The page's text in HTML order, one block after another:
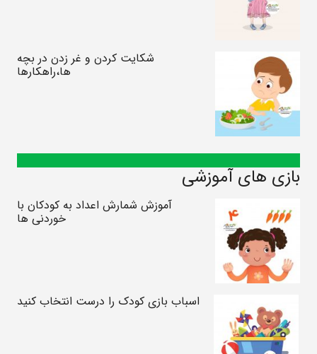
شکایت کردن و غر زدن در بچه
ها،راهکارها
بازی های آموزشی
آموزش شمارش اعداد به کودکان با
خوردنی ها
اسباب بازی کودک را درست انتخاب کنید